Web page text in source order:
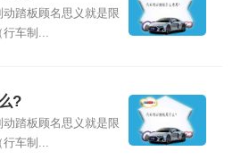
踏板顾名思义就是限
行车制...
?
踏板顾名思义就是限
行车制...